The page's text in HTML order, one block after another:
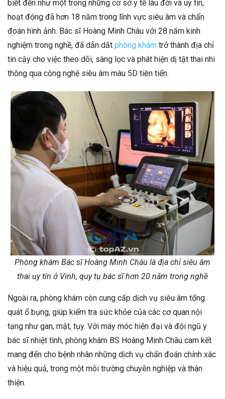
biết đến như một trong những cơ sở y tế lâu đời và uy tín,
hoạt động đã hơn 18 năm trong lĩnh vực siêu âm và chẩn
đoán hình ảnh. Bác sĩ Hoàng Minh Châu với 28 năm kinh
nghiệm trong nghề, đã dẫn dắt phòng khám trở thành địa chỉ
tin cậy cho việc theo dõi, sàng lọc và phát hiện dị tật thai nhi
thông qua công nghệ siêu âm màu 5D tiên tiến.
Phòng khám Bác sĩ Hoàng Minh Châu là địa chỉ siêu âm
thai uy tín ở Vinh, quy tụ bác sĩ hơn 20 năm trong nghề
Ngoài ra, phòng khám còn cung cấp dịch vụ siêu âm tổng
quát ổ bụng, giúp kiểm tra sức khỏe của các cơ quan nội
tạng như gan, mật, tụy. Với máy móc hiện đại và đội ngũ y
bác sĩ nhiệt tình, phòng khám BS Hoàng Minh Châu cam kết
mang đến cho bệnh nhân những dịch vụ chẩn đoán chính xác
và hiệu quả, trong một môi trường chuyên nghiệp và thân
thiện.